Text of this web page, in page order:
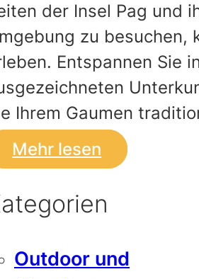
der Insel Pag und
zu besuchen,
Entspannen Sie
Ihrem Gaumen
Mehr lesen
Outdoor und